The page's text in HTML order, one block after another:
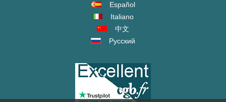
Español
Italiano
中文
Русский